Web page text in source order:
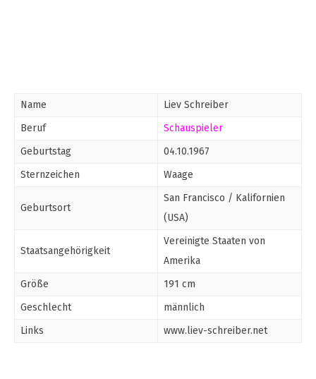
Name
Liev Schreiber
Beruf
Schauspieler
Geburtstag
04.10.1967
Sternzeichen
Waage
Geburtsort
San Francisco / Kalifornien
(USA)
Staatsangehörigkeit
Vereinigte Staaten von
Amerika
Größe
191 cm
Geschlecht
männlich
Links
www.liev-schreiber.net